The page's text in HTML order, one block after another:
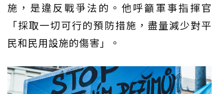
施，是違反戰爭法的。他呼籲軍事指揮官
「採取一切可行的預防措施，盡量減少對平
民和民用設施的傷害」。